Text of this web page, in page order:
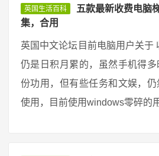
英国生活百科
五款最新收费电脑
集，合用
英国中文论坛目前电脑用户关于
仍是日积月累的，虽然手机得
份功用，但有些任务和文娱，
使用，目前使用windows零碎的